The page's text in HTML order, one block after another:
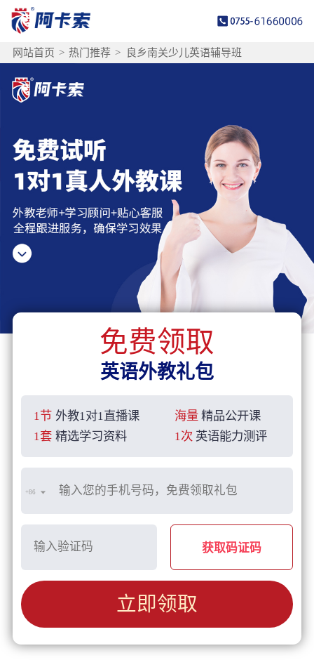
网站首页 > 热门推荐 > 良乡南关少儿英语辅导班
免费领取
英语外教礼包
1节 外教1对1直播课 海量 精品公开课
1套 精选学习资料 1次 英语能力测评
+86
获取码证码
立即领取